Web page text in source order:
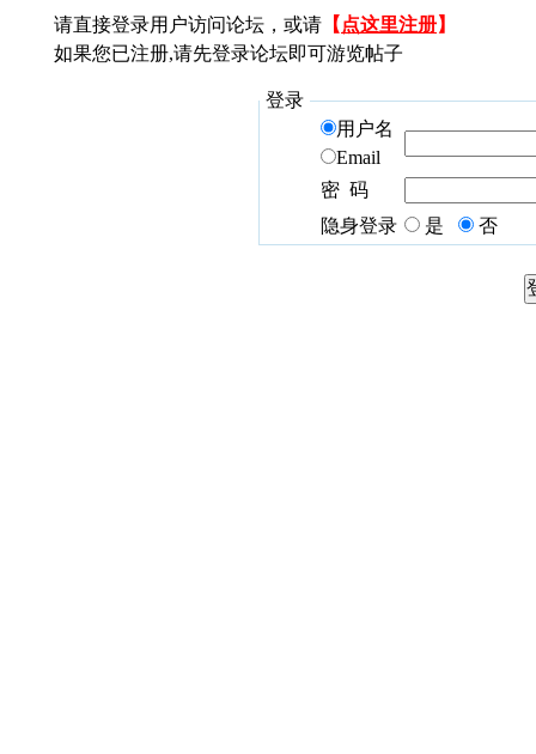
请直接登录用户访问论坛，或请 【 点这里注册】
如果您已注册,请先登录论坛即可游览帖子
登录
用户名
Email
密 码
隐身登录
是 否